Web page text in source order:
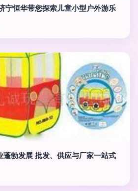
宁恒华带您探索儿童小型户外游乐
蓬勃发展 批发、供应与厂家一站式